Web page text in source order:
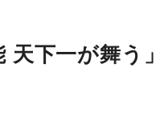
下一が舞う」